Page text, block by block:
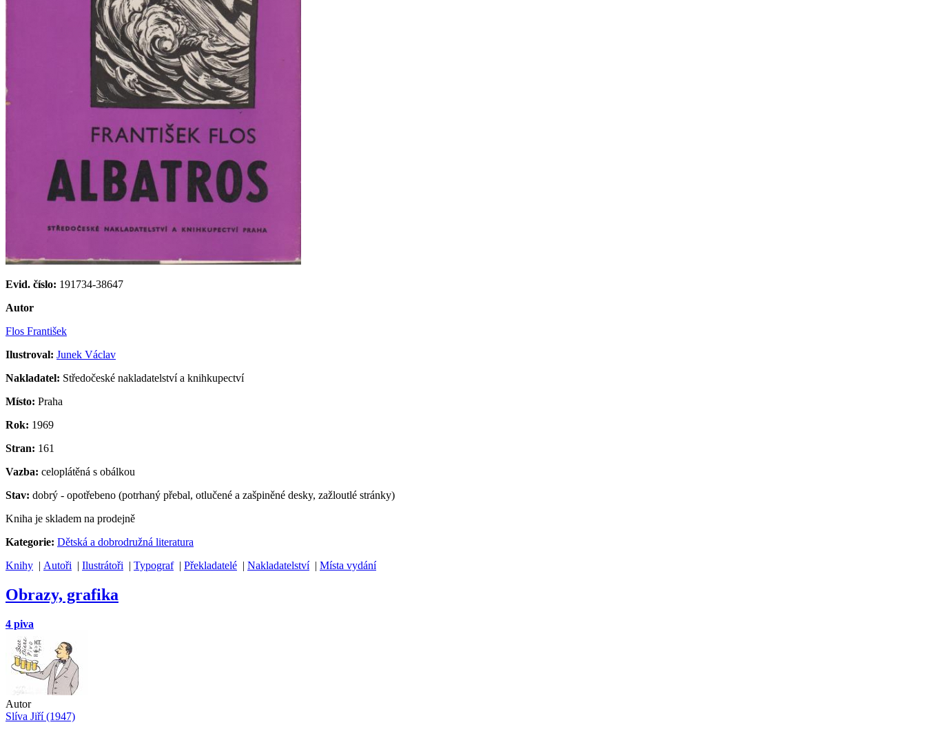
Evid. číslo: 191734-38647
Autor
Flos František
Ilustroval: Junek Václav
Nakladatel: Středočeské nakladatelství a knihkupectví
Místo: Praha
Rok: 1969
Stran: 161
Vazba: celoplátěná s obálkou
Stav: dobrý - opotřebeno (potrhaný přebal, otlučené a zašpiněné desky, zažloutlé stránky)
Kniha je skladem na prodejně
Kategorie: Dětská a dobrodružná literatura
Knihy | Autoři | Ilustrátoři | Typograf| Překladatelé | Nakladatelství| Místa vydání
Obrazy, grafika
4 piva
Autor
Slíva Jiří (1947)